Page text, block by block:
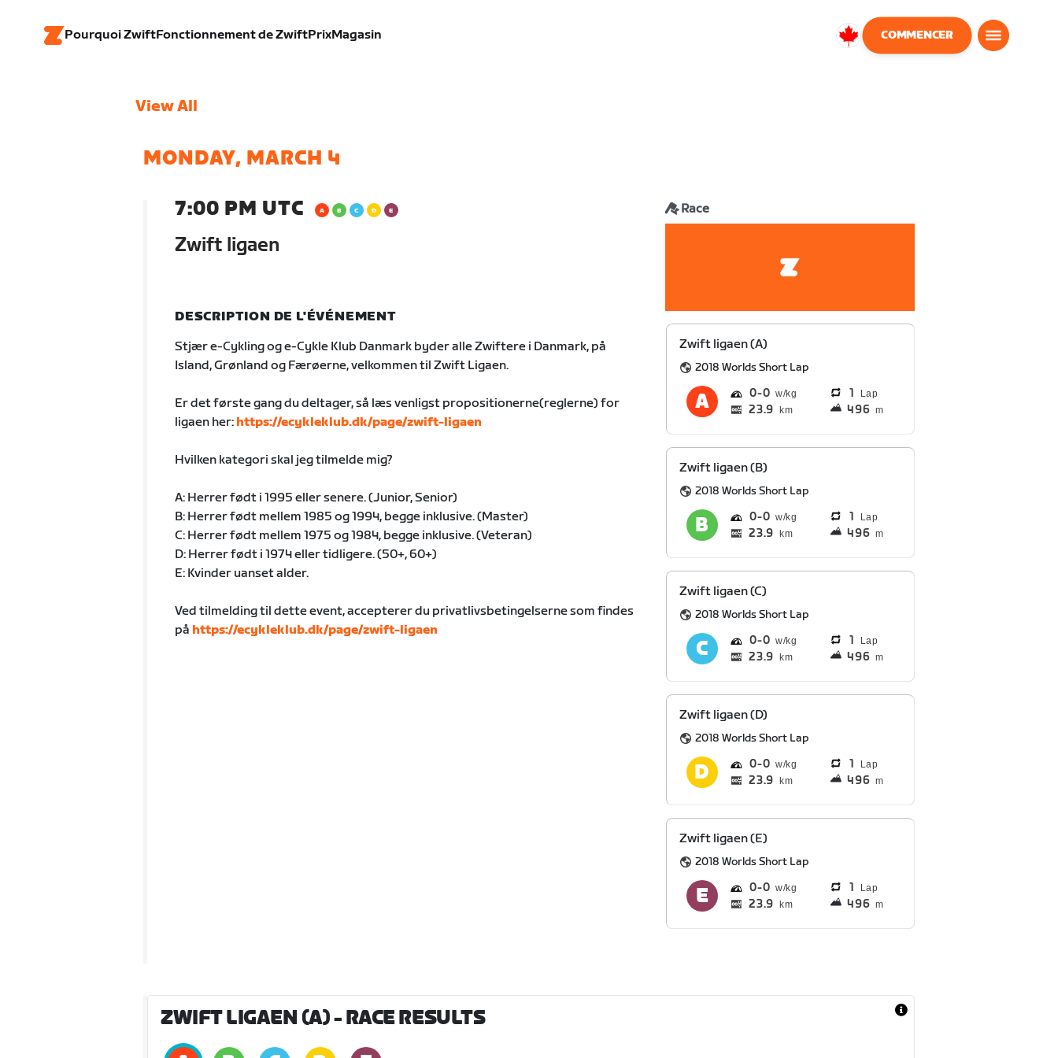
Pourquoi ZwiftFonctionnement de ZwiftPrixMagasin
Canada
COMMENCER
View All
MONDAY, MARCH 4
7:00 PM UTC
Zwift ligaen
Race
DESCRIPTION DE L'ÉVÉNEMENT
Stjær e-Cykling og e-Cykle Klub Danmark byder alle Zwiftere i Danmark, på
Island, Grønland og Færøerne, velkommen til Zwift Ligaen.
Er det første gang du deltager, så læs venligst propositionerne(reglerne) for
ligaen her: https://ecykleklub.dk/page/zwift-ligaen
Hvilken kategori skal jeg tilmelde mig?
A: Herrer født i 1995 eller senere. (Junior, Senior)
B: Herrer født mellem 1985 og 1994, begge inklusive. (Master)
C: Herrer født mellem 1975 og 1984, begge inklusive. (Veteran)
D: Herrer født i 1974 eller tidligere. (50+, 60+)
E: Kvinder uanset alder.
Ved tilmelding til dette event, accepterer du privatlivsbetingelserne som findes
på https://ecykleklub.dk/page/zwift-ligaen
Zwift ligaen (A)
2018 Worlds Short Lap
0 0 1 Lap
23.9 km 496 m
Zwift ligaen (B)
2018 Worlds Short Lap
0 0 1 Lap
23.9 km 496 m
Zwift ligaen (C)
2018 Worlds Short Lap
0 0 1 Lap
23.9 km 496 m
Zwift ligaen (D)
2018 Worlds Short Lap
0 0 1 Lap
23.9 km 496 m
Zwift ligaen (E)
2018 Worlds Short Lap
0 0 1 Lap
23.9 km 496 m
ZWIFT LIGAEN (A)- RACE RESULTS